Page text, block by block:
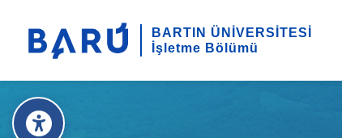
BARTIN ÜNİVERSİTESİ
İşletme Bölümü